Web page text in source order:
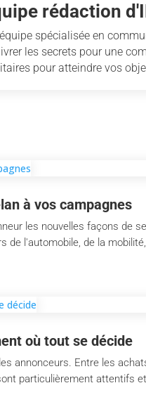
rédaction
spécialisée en
les secrets pour une
pour atteindre vos
à vos campagnes
les nouvelles façons
l'automobile, de la
où tout se décide
annonceurs. Entre les
particulièrement attentifs